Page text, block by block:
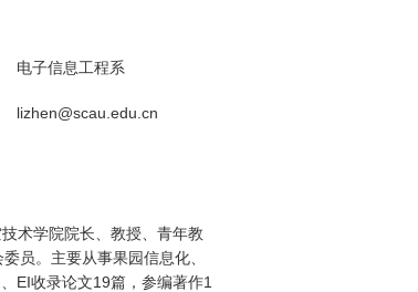
电子信息工程系
lizhen@scau.edu.cn
术学院院长、教授、青年教
员。主要从事果园信息化、
EI收录论文19篇，参编著作1